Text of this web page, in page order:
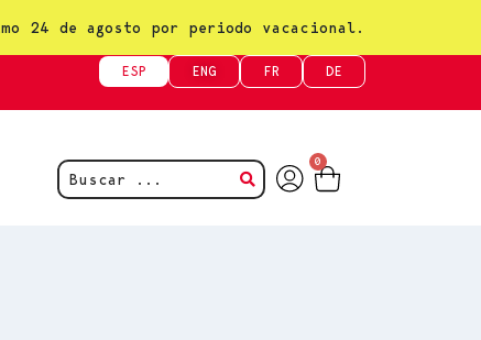
24 de agosto por periodo vacacional.
ESP ENG FR DE
0